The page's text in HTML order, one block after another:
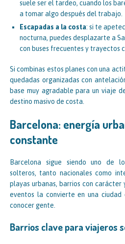
suele ser el tardeo, cuando los
a tomar algo después del trabajo.
Escapadas a la costa: si te
nocturna, puedes desplazarte a
con buses frecuentes y trayectos
Si combinas estos planes con una
quedadas organizadas con
base muy agradable para un viaje
destino masivo de costa.
Barcelona: energía
constante
Barcelona sigue siendo uno de
solteros, tanto nacionales como
playas urbanas, barrios con
eventos la convierte en una ciudad
conocer gente.
Barrios clave para viajeros